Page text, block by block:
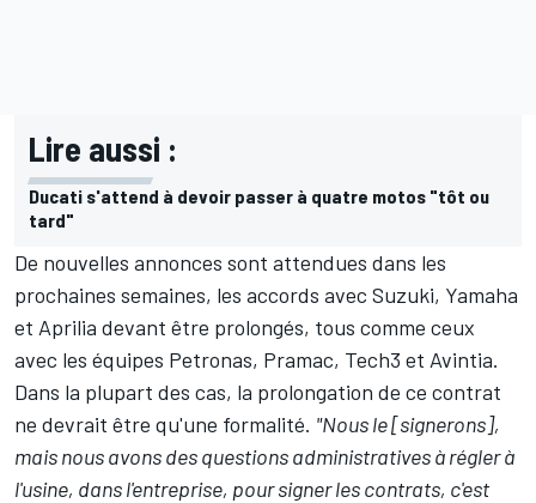
Lire aussi :
Ducati s'attend à devoir passer à quatre motos "tôt ou
tard"
De nouvelles annonces sont attendues dans les
prochaines semaines, les accords avec Suzuki, Yamaha
et Aprilia devant être prolongés, tous comme ceux
avec les équipes Petronas, Pramac, Tech3 et Avintia.
Dans la plupart des cas, la prolongation de ce contrat
ne devrait être qu'une formalité. "Nous le [signerons],
mais nous avons des questions administratives à régler à
l'usine, dans l'entreprise, pour signer les contrats, c'est